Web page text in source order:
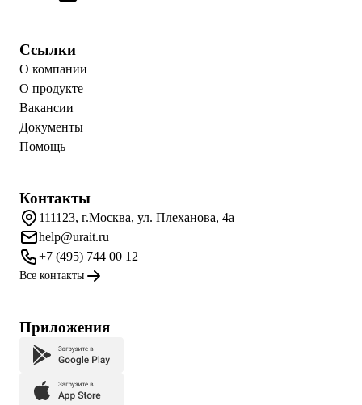
Ссылки
О компании
О продукте
Вакансии
Документы
Помощь
Контакты
111123, г.Москва, ул. Плеханова, 4а
help@urait.ru
+7 (495) 744 00 12
Все контакты
Приложения